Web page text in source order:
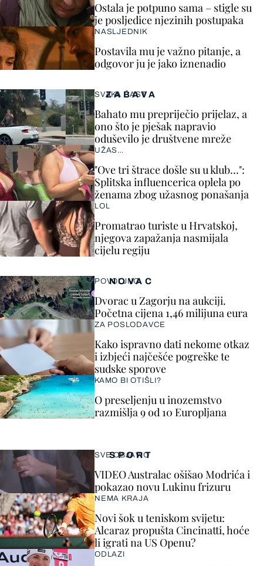
ZABAVA
SVAKA ČAST
Bahato mu prepriječio prijelaz, a
ono što je pješak napravio
oduševilo je društvene mreže
UŽAS…
"Ove tri štrace došle su u klub…":
Splitska influencerica oplela po
ženama zbog užasnog ponašanja
LOL
Promatrao turiste u Hrvatskoj,
njegova zapažanja nasmijala
cijelu regiju
SPORT
SVE OBJAVIO
VIDEO Australac ošišao Modrića i
pokazao novu Lukinu frizuru
NEMA KRAJA
Novi šok u teniskom svijetu:
Alcaraz propušta Cincinatti, hoće
li igrati na US Openu?
ODLAZI
Ostala je potpuno sama – stigle su
je posljedice njezinih postupaka
NASLJEDNIK
Postavila mu je važno pitanje, a
odgovor ju je jako iznenadio
NOVAC
POVOLJNO
Dvorac u Zagorju na aukciji.
Početna cijena 1,46 milijuna eura
ZA POSLODAVCE
Kako ispravno dati nekome otkaz
i izbjeći najčešće pogreške te
sudske sporove
KAMO BI OTIŠLI?
O preseljenju u inozemstvo
razmišlja 9 od 10 Europljana